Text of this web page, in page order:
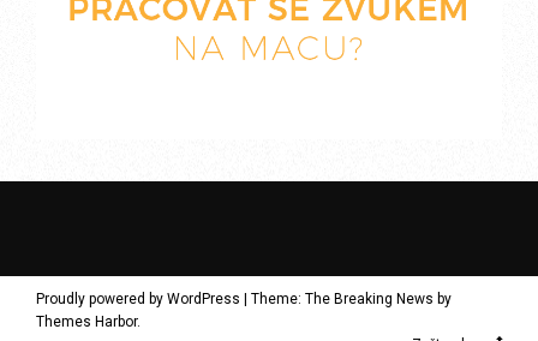
Proudly powered by WordPress
Theme: The Breaking News by
Themes Harbor.